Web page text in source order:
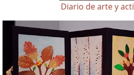
Diario de arte y